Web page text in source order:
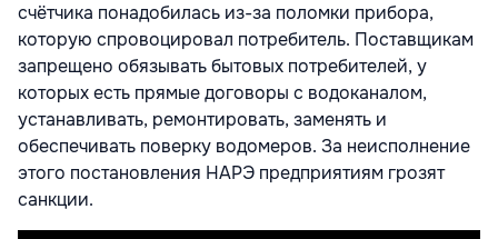
счётчика понадобилась из-за поломки прибора,
которую спровоцировал потребитель. Поставщикам
запрещено обязывать бытовых потребителей, у
которых есть прямые договоры с водоканалом,
устанавливать, ремонтировать, заменять и
обеспечивать поверку водомеров. За неисполнение
этого постановления НАРЭ предприятиям грозят
санкции.